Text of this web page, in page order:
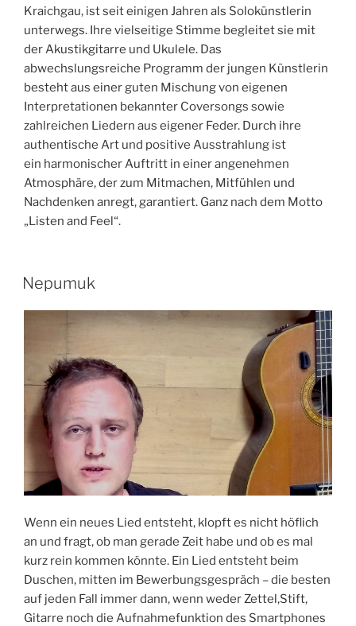
Kraichgau, ist seit einigen Jahren als Solokünstlerin
unterwegs. Ihre vielseitige Stimme begleitet sie mit
der Akustikgitarre und Ukulele. Das
abwechslungsreiche Programm der jungen Künstlerin
besteht aus einer guten Mischung von eigenen
Interpretationen bekannter Coversongs sowie
zahlreichen Liedern aus eigener Feder. Durch ihre
authentische Art und positive Ausstrahlung ist
ein harmonischer Auftritt in einer angenehmen
Atmosphäre, der zum Mitmachen, Mitfühlen und
Nachdenken anregt, garantiert. Ganz nach dem Motto
„Listen and Feel“.
Nepumuk
Wenn ein neues Lied entsteht, klopft es nicht höflich
an und fragt, ob man gerade Zeit habe und ob es mal
kurz rein kommen könnte. Ein Lied entsteht beim
Duschen, mitten im Bewerbungsgespräch – die besten
auf jeden Fall immer dann, wenn weder Zettel,Stift,
Gitarre noch die Aufnahmefunktion des Smartphones